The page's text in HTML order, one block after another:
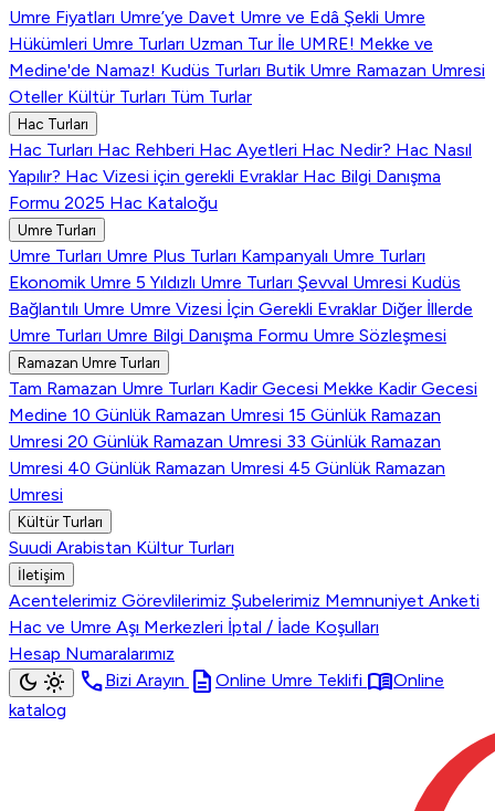
Umre Fiyatları Umre’ye Davet Umre ve Edâ Şekli Umre
Hükümleri Umre Turları Uzman Tur İle UMRE! Mekke ve
Medine'de Namaz! Kudüs Turları Butik Umre Ramazan Umresi
Oteller Kültür Turları Tüm Turlar
Hac Turları
Hac Turları Hac Rehberi Hac Ayetleri Hac Nedir? Hac Nasıl
Yapılır? Hac Vizesi için gerekli Evraklar Hac Bilgi Danışma
Formu 2025 Hac Kataloğu
Umre Turları
Umre Turları Umre Plus Turları Kampanyalı Umre Turları
Ekonomik Umre 5 Yıldızlı Umre Turları Şevval Umresi Kudüs
Bağlantılı Umre Umre Vizesi İçin Gerekli Evraklar Diğer İllerde
Umre Turları Umre Bilgi Danışma Formu Umre Sözleşmesi
Ramazan Umre Turları
Tam Ramazan Umre Turları Kadir Gecesi Mekke Kadir Gecesi
Medine 10 Günlük Ramazan Umresi 15 Günlük Ramazan
Umresi 20 Günlük Ramazan Umresi 33 Günlük Ramazan
Umresi 40 Günlük Ramazan Umresi 45 Günlük Ramazan
Umresi
Kültür Turları
Suudi Arabistan Kültur Turları
İletişim
Acentelerimiz Görevlilerimiz Şubelerimiz Memnuniyet Anketi
Hac ve Umre Aşı Merkezleri İptal / İade Koşulları
Hesap Numaralarımız
dark_mode light_mode callBizi Arayın description Online Umre Teklifi menu_bookOnline
katalog